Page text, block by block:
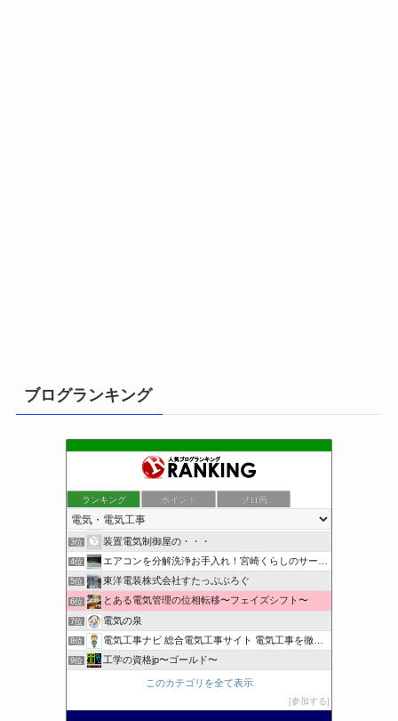
ブログランキング
ランキング ポイント ブロ画
小さな引越し屋と電気工事屋の奮闘記
2位 クリーンライフ始めまして
3位 装置電気制御屋の・・・
4位 エアコンを分解洗浄お手入れ！宮崎くらしのサービス
5位 東洋電装株式会社すたっぷぶろぐ
6位 とある電気管理の位相転移〜フェイズシフト〜
7位 電気の泉
8位 電気工事ナビ 総合電気工事サイト 電気工事を徹底解説
9位 工学の資格jp〜ゴールド〜
日置空調 | エアコン取付 鹿児島 | 鹿児島のエアコン工事
このカテゴリを全て表示
参加する